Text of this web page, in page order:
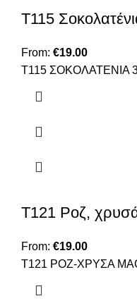
Τ115
From: €19.00
Τ115 ΣΟΚΟΛΑΤΕΝΙΑ
Τ121 Ροζ,
From: €19.00
T121 ΡΟΖ-ΧΡΥΣΑ